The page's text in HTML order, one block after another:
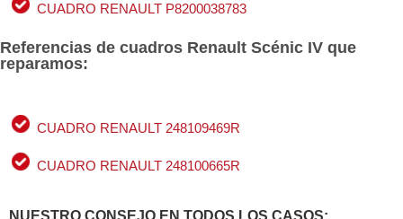
CUADRO RENAULT P8200038783
Referencias de cuadros Renault Scénic IV que
reparamos:
CUADRO RENAULT 248109469R
CUADRO RENAULT 248100665R
NUESTRO CONSEJO EN TODOS LOS CASOS: